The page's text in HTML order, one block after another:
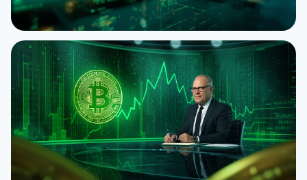
НОВИНА
Bitcoin Red Team: ШІ знайшов 4962 вразливості
за 30 годин
6 серпня 2026 р.5 хв